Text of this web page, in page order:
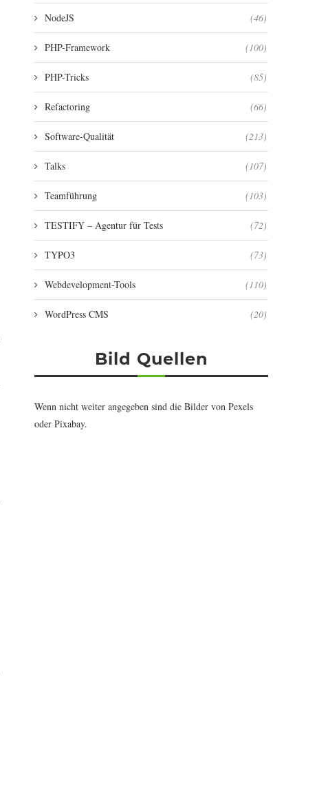
NodeJS (46)
PHP-Framework (100)
PHP-Tricks (85)
Refactoring (66)
Software-Qualität (213)
Talks (107)
Teamführung (103)
TESTIFY – Agentur für Tests (72)
TYPO3 (73)
Webdevelopment-Tools (110)
WordPress CMS (20)
Bild Quellen
Wenn nicht weiter angegeben sind die Bilder von Pexels
oder Pixabay.